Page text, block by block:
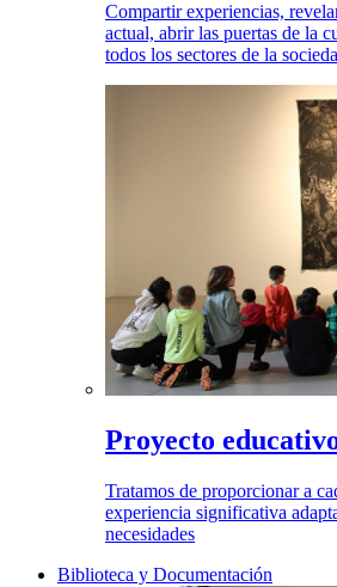
Compartir experiencias,
actual, abrir las puertas de la
todos los sectores de la
Proyecto
Tratamos de proporcionar a
experiencia significativa
necesidades
Biblioteca y Documentación